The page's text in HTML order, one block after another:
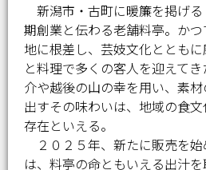
新潟市・古町に暖簾を掲げ
期創業と伝わる老舗料亭。か
地に根差し、芸妓文化ととも
と料理で多くの客人を迎えて
介や越後の山の幸を用い、素
出すその味わいは、地域の食
存在といえる。
２０２５年、新たに販売を始
は、料亭の命ともいえる出汁